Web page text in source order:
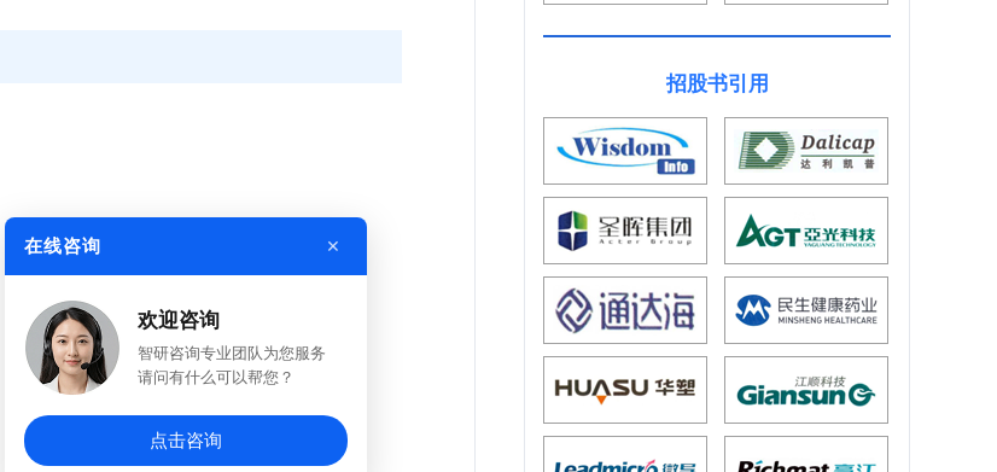
招股书引用
在线咨询 ×
欢迎咨询
智研咨询专业团队为您服务
请问有什么可以帮您？
点击咨询